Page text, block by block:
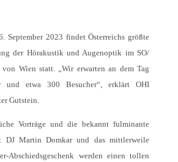
September 2023 findet Österreichs größte
der Hörakustik und Augenoptik im SO/
Wien statt. „Wir erwarten an dem Tag
und etwa 300 Besucher“, erklärt OHI
Gutstein.
Vorträge und die bekannt fulminante
DJ Martin Domkar und das mittlerweile
Abschiedsgeschenk werden einen tollen